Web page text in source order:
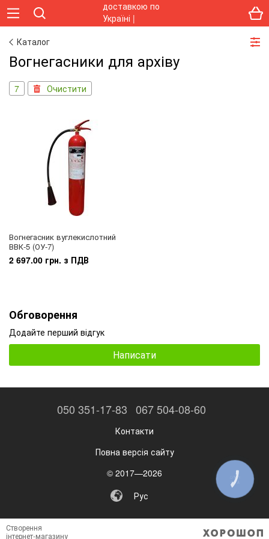
Каталог
Вогнегасники для архіву
7 Очистити
Вогнегасник вуглекислотний
ВВК-5 (ОУ-7)
2 697.00 грн. з ПДВ
Обговорення
Додайте перший відгук
Написати
050 351-17-83 067 504-08-60
Контакти
Повна версія сайту
© 2017—2026
Рус
Створення
інтернет-магазину
КНОПКА
ЗВ'ЯЗКУ